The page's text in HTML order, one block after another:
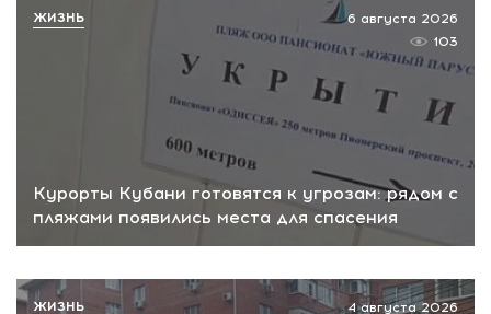
Курорты Кубани готовятся к угрозам: рядом с
пляжами появились места для спасения
6 августа 2026
103
ЖИЗНЬ
4 августа 2026
ЖИЗНЬ